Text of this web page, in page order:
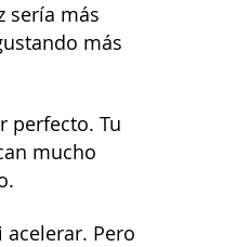
sería más
más
perfecto. Tu
mucho
Pero